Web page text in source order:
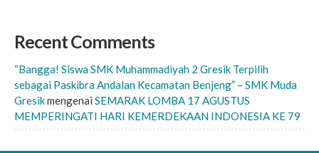
Recent Comments
“Bangga! Siswa SMK Muhammadiyah 2 Gresik Terpilih
sebagai Paskibra Andalan Kecamatan Benjeng” – SMK Muda
Gresikmengenai SEMARAK LOMBA 17 AGUSTUS
MEMPERINGATI HARI KEMERDEKAAN INDONESIA KE 79